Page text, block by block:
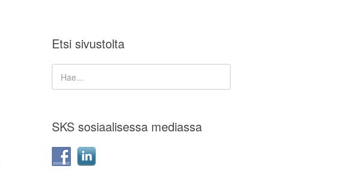
Etsi sivustolta
SKS sosiaalisessa mediassa